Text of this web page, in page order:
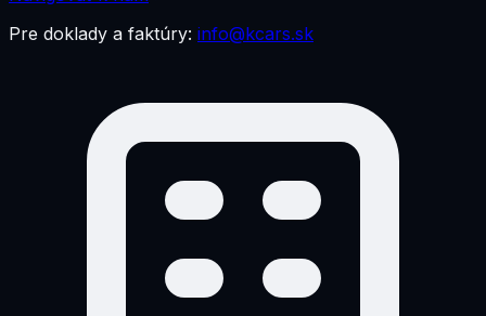
Pre doklady a faktúry: info@kcars.sk